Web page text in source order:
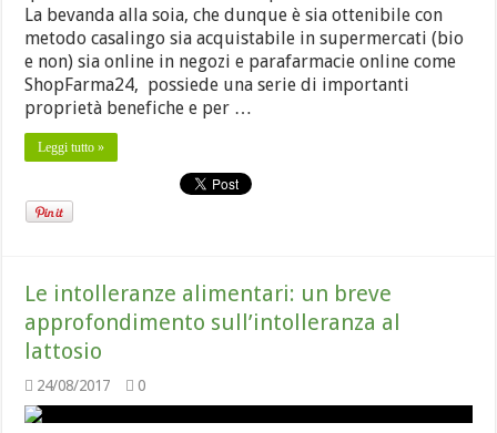
La bevanda alla soia, che dunque è sia ottenibile con
metodo casalingo sia acquistabile in supermercati (bio
e non) sia online in negozi e parafarmacie online come
ShopFarma24, possiede una serie di importanti
proprietà benefiche e per …
Leggi tutto »
Le intolleranze alimentari: un breve
approfondimento sull’intolleranza al
lattosio
24/08/2017 0